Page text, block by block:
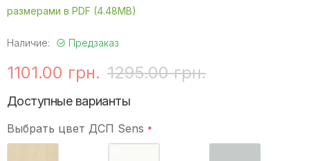
размерами в PDF (4.48MB)
Наличие: Предзаказ
1101.00 грн. 1295.00 грн.
Доступные варианты
Выбрать цвет ДСП Sens